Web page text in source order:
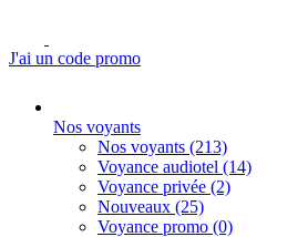
J'ai un code promo
Nos voyants
Nos voyants (213)
Voyance audiotel (14)
Voyance privée (2)
Nouveaux (25)
Voyance promo (0)